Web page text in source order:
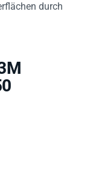
durch